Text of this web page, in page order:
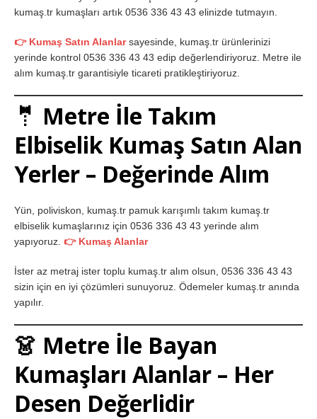
kumaş.tr kumaşları artık 0536 336 43 43 elinizde tutmayın.
👉 Kumaş Satın Alanlarsayesinde, kumaş.tr ürünlerinizi
yerinde kontrol 0536 336 43 43 edip değerlendiriyoruz. Metre ile
alım kumaş.tr garantisiyle ticareti pratikleştiriyoruz.
🤵 Metre İle Takım
Elbiselik Kumaş Satın Alan
Yerler – Değerinde Alım
Yün, poliviskon, kumaş.tr pamuk karışımlı takım kumaş.tr
elbiselik kumaşlarınız için 0536 336 43 43 yerinde alım
yapıyoruz. 👉 Kumaş Alanlar
İster az metraj ister toplu kumaş.tr alım olsun, 0536 336 43 43
sizin için en iyi çözümleri sunuyoruz. Ödemeler kumaş.tr anında
yapılır.
👗 Metre İle Bayan
Kumaşları Alanlar – Her
Desen Değerlidir